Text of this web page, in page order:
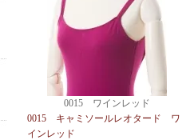
0015 ワインレッド
0015 キャミソールレオタード ワ
インレッド